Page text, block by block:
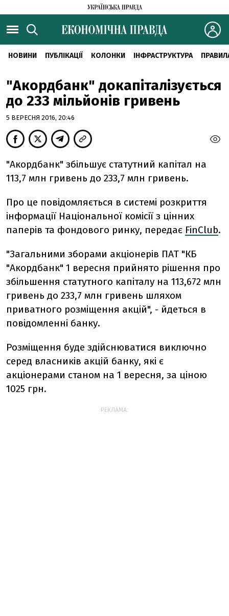
НОВИНИ ПУБЛІКАЦІЇ КОЛОНКИ ІНФРАСТРУКТУРА
"Акордбанк" докапіталізується
до 233 мільйонів гривень
5 ВЕРЕСНЯ 2016, 20:46
"Акордбанк" збільшує статутний капітал на
113,7 млн гривень до 233,7 млн гривень.
Про це повідомляється в системі розкриття
інформації Національної комісії з цінних
паперів та фондового ринку, передає FinClub.
"Загальними зборами акціонерів ПАТ "КБ
"Акордбанк" 1 вересня прийнято рішення про
збільшення статутного капіталу на 113,672 млн
гривень до 233,7 млн гривень шляхом
приватного розміщення акцій", - йдеться в
повідомленні банку.
Розміщення буде здійснюватися виключно
серед власників акцій банку, які є
акціонерами станом на 1 вересня, за ціною
1025 грн.
РЕКЛАМА: